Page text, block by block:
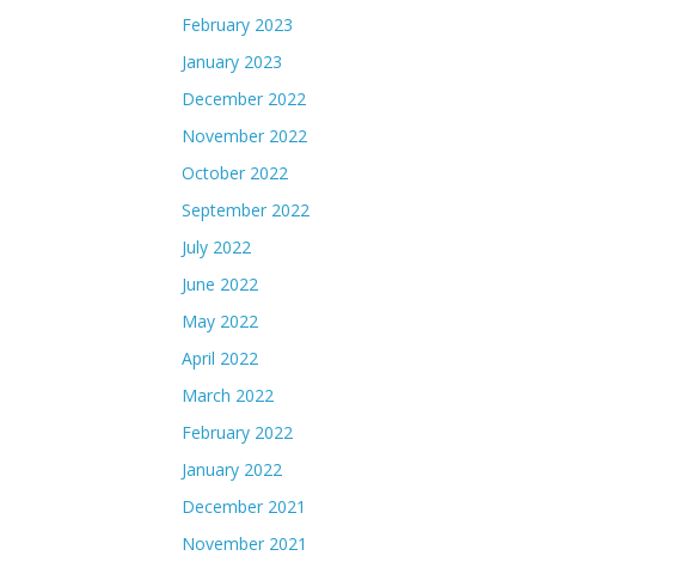
February 2023
January 2023
December 2022
November 2022
October 2022
September 2022
July 2022
June 2022
May 2022
April 2022
March 2022
February 2022
January 2022
December 2021
November 2021